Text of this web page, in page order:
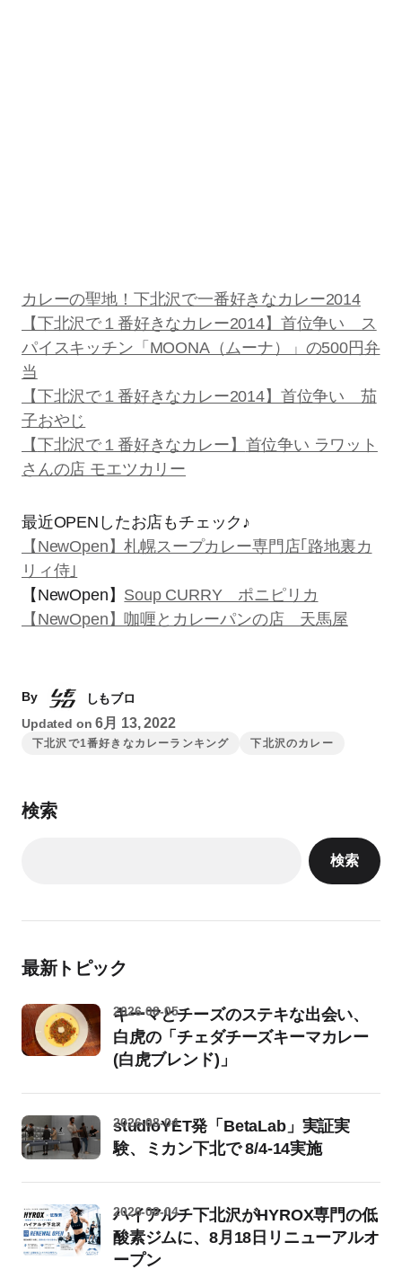
カレーの聖地！下北沢で一番好きなカレー2014
【下北沢で１番好きなカレー2014】首位争い ス
パイスキッチン「MOONA（ムーナ）」の500円弁
当
【下北沢で１番好きなカレー2014】首位争い 茄
子おやじ
【下北沢で１番好きなカレー】 首位争い ラワット
さんの店 モエツカリー
最近OPENしたお店もチェック♪
【NewOpen】札幌スープカレー専門店｢路地裏カ
リィ侍｣
【NewOpen】 Soup CURRY ポニピリカ
【NewOpen】咖喱とカレーパンの店 天馬屋
By
しもブロ
Updated on 6月 13, 2022
下北沢で1番好きなカレーランキング 下北沢のカレー
検索
検索
最新トピック
キーマとチーズのステキな出会い、
白虎の「チェダチーズキーマカレー
(白虎ブレンド)」
2026-08-05
studioYET発「BetaLab」実証実
験、ミカン下北で 8/4-14実施
2026-08-04
ハイアルチ下北沢がHYROX専門の低
酸素ジムに、8月18日リニューアルオ
ープン
2026-08-04